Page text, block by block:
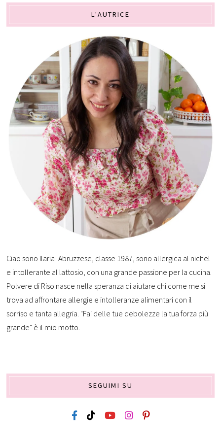
L'AUTRICE
Ciao sono Ilaria! Abruzzese, classe 1987, sono allergica al nichel
e intollerante al lattosio, con una grande passione per la cucina.
Polvere di Riso nasce nella speranza di aiutare chi come me si
trova ad affrontare allergie e intolleranze alimentari con il
sorriso e tanta allegria. "Fai delle tue debolezze la tua forza più
grande" è il mio motto.
SEGUIMI SU